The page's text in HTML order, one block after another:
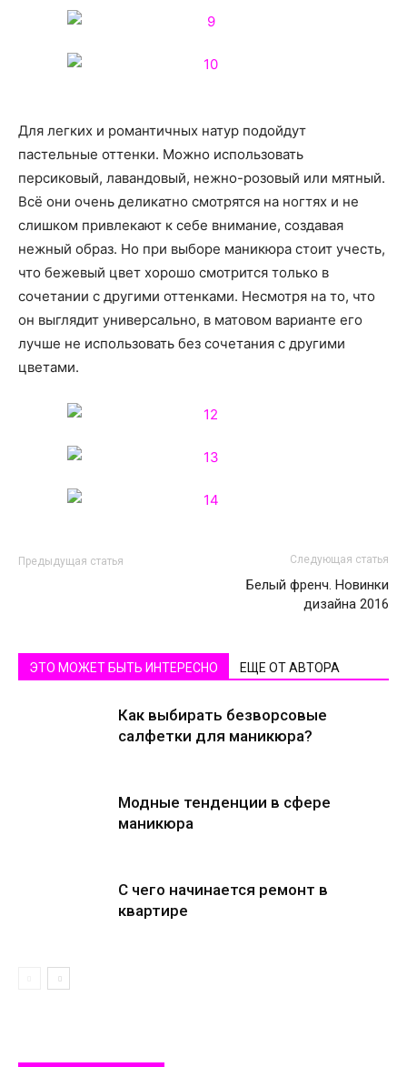
Для легких и романтичных натур подойдут
пастельные оттенки. Можно использовать
персиковый, лавандовый, нежно-розовый или мятный.
Всё они очень деликатно смотрятся на ногтях и не
слишком привлекают к себе внимание, создавая
нежный образ. Но при выборе маникюра стоит учесть,
что бежевый цвет хорошо смотрится только в
сочетании с другими оттенками. Несмотря на то, что
он выглядит универсально, в матовом варианте его
лучше не использовать без сочетания с другими
цветами.
Предыдущая статья Следующая статья
Белый френч. Новинки
дизайна 2016
ЭТО МОЖЕТ БЫТЬ ИНТЕРЕСНО ЕЩЕ ОТ АВТОРА
Как выбирать безворсовые
салфетки для маникюра?
Модные тенденции в сфере
маникюра
С чего начинается ремонт в
квартире